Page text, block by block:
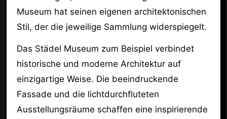
Museum hat seinen eigenen architektonischen
Stil, der die jeweilige Sammlung widerspiegelt.
Das Städel Museum zum Beispiel verbindet
historische und moderne Architektur auf
einzigartige Weise. Die beeindruckende
Fassade und die lichtdurchfluteten
Ausstellungsräume schaffen eine inspirierende